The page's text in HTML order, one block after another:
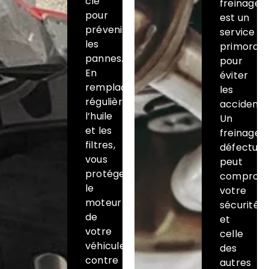
pour
prévenir
les
pannes.
En
remplaçant
régulièrement
l’huile
et les
filtres,
vous
protégez
le
moteur
de
votre
véhicule
contre
freinage
est un
service
pour
éviter
les
Un
freinage
peut
votre
sécurité
et
celle
des
autres